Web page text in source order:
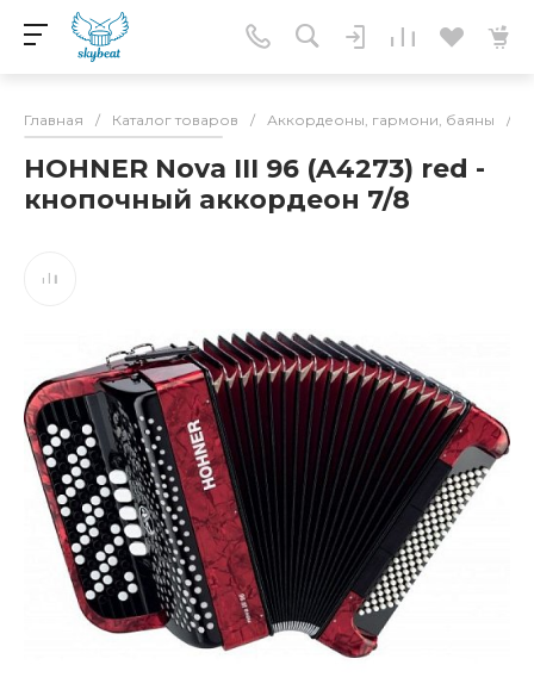
Главная / Каталог товаров / Аккордеоны, гармони, баяны /
HOHNER Nova III 96 (A4273) red -
кнопочный аккордеон 7/8